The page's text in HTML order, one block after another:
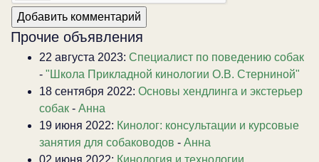
Прочие объявления
22 августа 2023: Специалист по поведению собак
- "Школа Прикладной кинологии О.В. Стерниной"
18 сентября 2022: Основы хендлинга и экстерьер
собак - Анна
19 июня 2022: Кинолог: консультации и курсовые
занятия для собаководов - Анна
02 июня 2022: Кинология и технологии